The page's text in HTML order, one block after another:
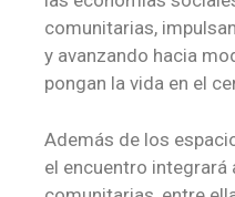
comunitarias,
y avanzando hacia
pongan la vida en el
Además de los
el encuentro